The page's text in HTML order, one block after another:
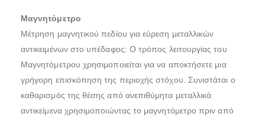
Μαγνητόμετρο
Μέτρηση μαγνητικού πεδίου για εύρεση μεταλλικών
αντικειμένων στο υπέδαφος: Ο τρόπος λειτουργίας του
Μαγνητόμετρου χρησιμοποιείται για να αποκτήσετε μια
γρήγορη επισκόπηση της περιοχής στόχου. Συνιστάται ο
καθαρισμός της θέσης από ανεπιθύμητα μεταλλικά
αντικείμενα χρησιμοποιώντας το μαγνητόμετρο πριν από